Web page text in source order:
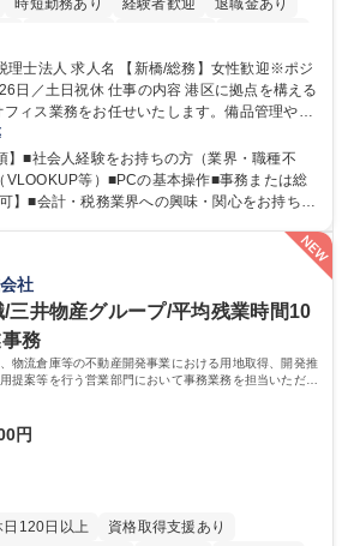
時短勤務あり 経験者歓迎
退職金あり
務】女性歓迎※ポジ
の内容 港区に拠点を構える
ィス業務をお任せいたします。備品管理や来
社会保険手続き、さらには新たなシステム導
す。 ■備品発注・在庫管理、郵
■金融機関への外出業務（入出金管理補助）、
営管理 ■社内ルールの整備、職場環境の改善
助（書類作成・データ入力支援） ■ITツールや
橋/総務】女性歓迎※
126日／土日祝休
】■社会人経験をお持ちの方（業界・職種不
VLOOKUP等）■PCの基本操作■事務または総
】■会計・税務業界への興味・関心をお持ちの
な対応ができる方。 【女性歓迎！】※ポジテ
社
/三井物産グループ/平均残業時間10
務
物流倉庫等の不動産開発事業における用地取得、開発推
提案等を行う営業部門において事務業務を担当いただき
円
日120日以上
資格取得支援あり